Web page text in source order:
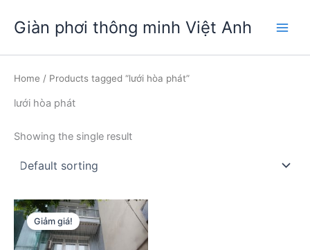
dung
Giàn phơi thông minh Việt Anh
Home / Products tagged “lưới hòa phát”
lưới hòa phát
Showing the single result
Giảm giá!